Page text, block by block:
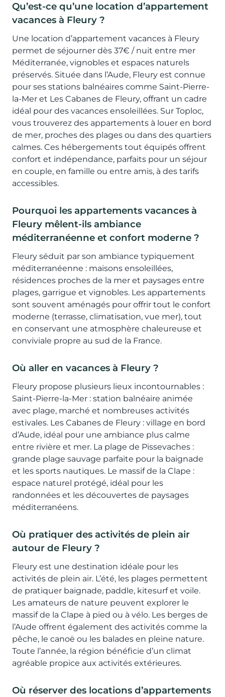
Qu’est-ce qu’une location d’appartement
vacances à Fleury ?
Une location d’appartement vacances à Fleury
permet de séjourner dès 37€ / nuit entre mer
Méditerranée, vignobles et espaces naturels
préservés. Située dans l’Aude, Fleury est connue
pour ses stations balnéaires comme Saint-Pierre-
la-Mer et Les Cabanes de Fleury, offrant un cadre
idéal pour des vacances ensoleillées. Sur Toploc,
vous trouverez des appartements à louer en bord
de mer, proches des plages ou dans des quartiers
calmes. Ces hébergements tout équipés offrent
confort et indépendance, parfaits pour un séjour
en couple, en famille ou entre amis, à des tarifs
accessibles.
Pourquoi les appartements vacances à
Fleury mêlent-ils ambiance
méditerranéenne et confort moderne ?
Fleury séduit par son ambiance typiquement
méditerranéenne : maisons ensoleillées,
résidences proches de la mer et paysages entre
plages, garrigue et vignobles. Les appartements
sont souvent aménagés pour offrir tout le confort
moderne (terrasse, climatisation, vue mer), tout
en conservant une atmosphère chaleureuse et
conviviale propre au sud de la France.
Où aller en vacances à Fleury ?
Fleury propose plusieurs lieux incontournables :
Saint-Pierre-la-Mer : station balnéaire animée
avec plage, marché et nombreuses activités
estivales. Les Cabanes de Fleury : village en bord
d’Aude, idéal pour une ambiance plus calme
entre rivière et mer. La plage de Pissevaches :
grande plage sauvage parfaite pour la baignade
et les sports nautiques. Le massif de la Clape :
espace naturel protégé, idéal pour les
randonnées et les découvertes de paysages
méditerranéens.
Où pratiquer des activités de plein air
autour de Fleury ?
Fleury est une destination idéale pour les
activités de plein air. L’été, les plages permettent
de pratiquer baignade, paddle, kitesurf et voile.
Les amateurs de nature peuvent explorer le
massif de la Clape à pied ou à vélo. Les berges de
l’Aude offrent également des activités comme la
pêche, le canoë ou les balades en pleine nature.
Toute l’année, la région bénéficie d’un climat
agréable propice aux activités extérieures.
Où réserver des locations d’appartements